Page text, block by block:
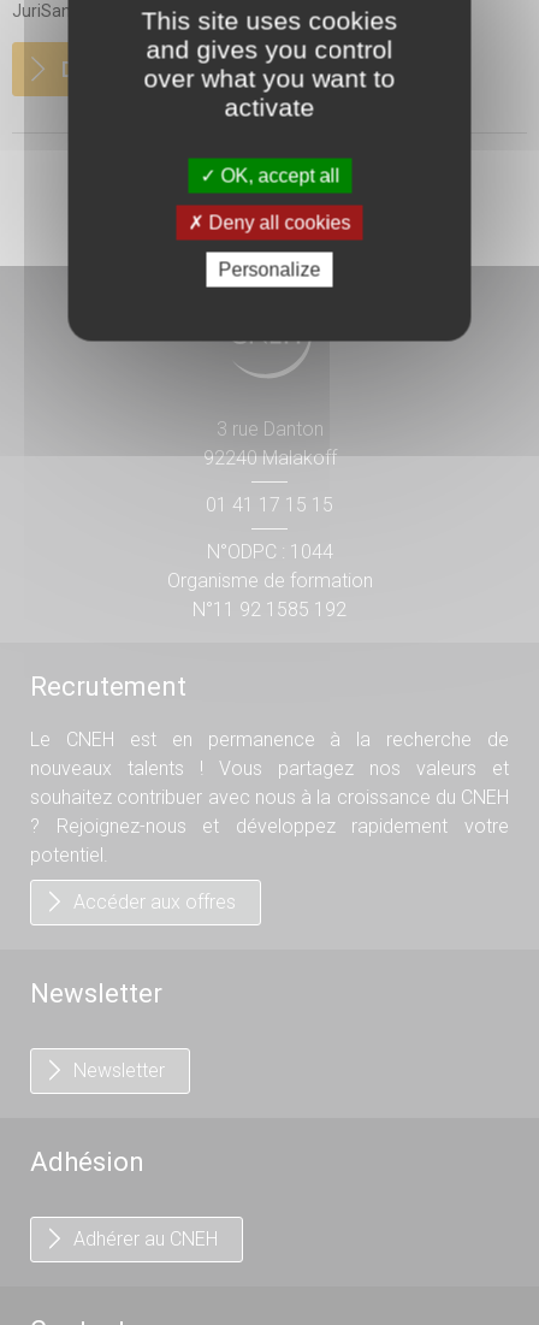
JuriSanté La délicate question de la...
DETAILS
3 rue Danton
92240 Malakoff
01 41 17 15 15
N°ODPC : 1044
Organisme de formation
N°11 92 1585 192
Recrutement
Le CNEH est en permanence à la recherche de
nouveaux talents ! Vous partagez nos valeurs et
souhaitez contribuer avec nous à la croissance du CNEH
? Rejoignez-nous et développez rapidement votre
potentiel.
Accéder aux offres
Newsletter
Newsletter
Adhésion
Adhérer au CNEH
This site uses cookies
and gives you control
over what you want to
activate
OK, accept all
Deny all cookies
Personalize